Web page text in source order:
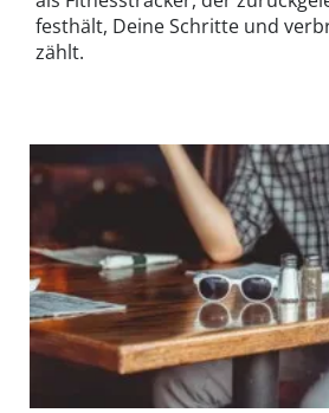
festhält, Deine Schritte und
zählt.